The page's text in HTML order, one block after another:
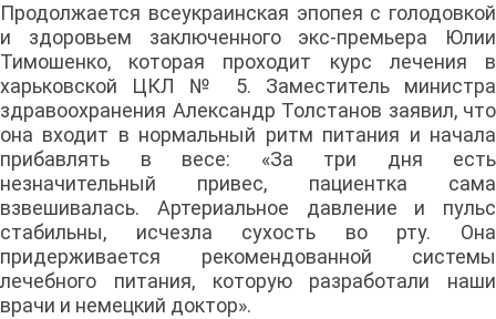
Продолжается всеукраинская эпопея с голодовкой
и здоровьем заключенного экс-премьера Юлии
Тимошенко, которая проходит курс лечения в
харьковской ЦКЛ № 5. Заместитель министра
здравоохранения Александр Толстанов заявил, что
она входит в нормальный ритм питания и начала
прибавлять в весе: «За три дня есть
незначительный привес, пациентка сама
взвешивалась. Артериальное давление и пульс
стабильны, исчезла сухость во рту. Она
придерживается рекомендованной системы
лечебного питания, которую разработали наши
врачи и немецкий доктор».